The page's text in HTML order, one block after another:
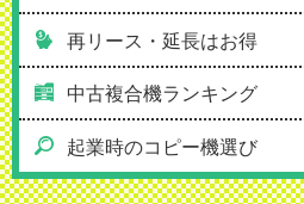
再リース・延長はお得
中古複合機ランキング
起業時のコピー機選び